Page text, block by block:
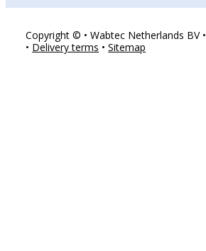
Copyright © • Wabtec Netherlands BV •
• Delivery terms •Sitemap